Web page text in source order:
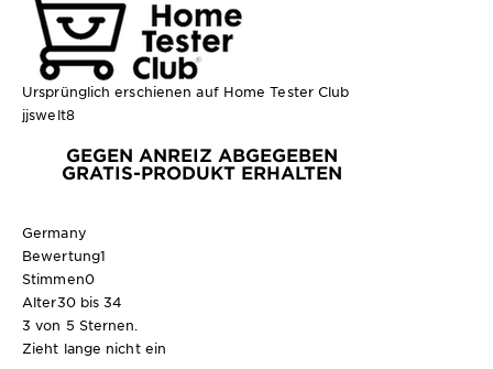
Ursprünglich erschienen auf Home Tester Club
jjswelt8
GEGEN ANREIZ ABGEGEBEN
GRATIS-PRODUKT ERHALTEN
Germany
Bewertung1
Stimmen0
Alter30 bis 34
3 von 5 Sternen.
Zieht lange nicht ein